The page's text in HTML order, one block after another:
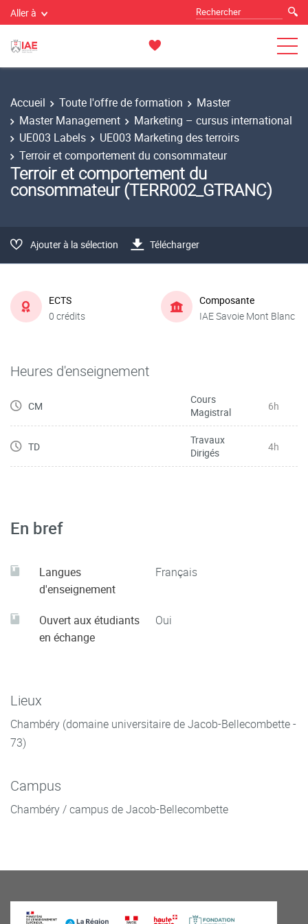
Aller à
Accueil Toute l'offre de formation
Master
Master Management
Marketing – cursus international
UE003 Labels
UE003 Marketing des terroirs
Terroir et comportement du consommateur
Terroir et comportement du
consommateur (TERR002_GTRANC)
Ajouter à la sélection Télécharger
ECTS
0 crédits
Composante
IAE Savoie Mont Blanc
Heures d'enseignement
CM
Cours
Magistral
6h
TD
Travaux
Dirigés
4h
En bref
Langues
d'enseignement
Français
Ouvert aux étudiants
en échange
Oui
Lieux
Chambéry (domaine universitaire de Jacob-Bellecombette -
73)
Campus
Chambéry / campus de Jacob-Bellecombette